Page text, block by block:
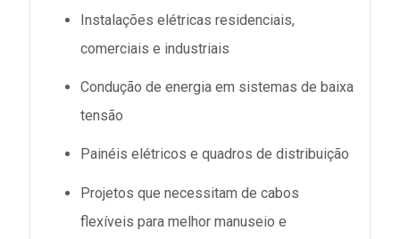
Instalações elétricas residenciais,
comerciais e industriais
Condução de energia em sistemas de baixa
tensão
Painéis elétricos e quadros de distribuição
Projetos que necessitam de cabos
flexíveis para melhor manuseio e